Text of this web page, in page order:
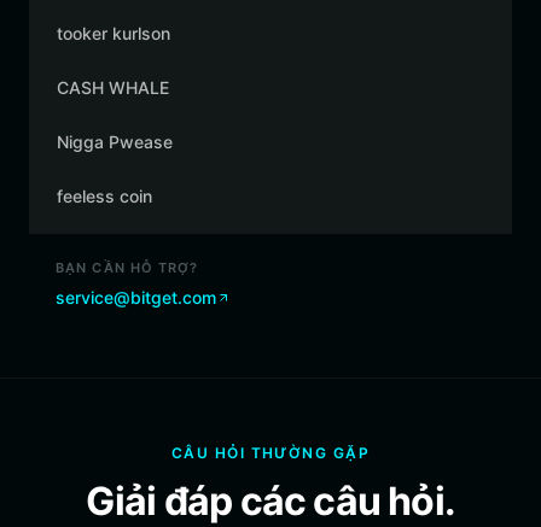
tooker kurlson
CASH WHALE
Nigga Pwease
feeless coin
BẠN CẦN HỖ TRỢ?
service@bitget.com
CÂU HỎI THƯỜNG GẶP
Giải đáp các câu hỏi.